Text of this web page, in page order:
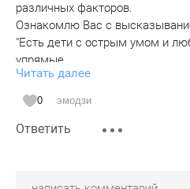
различных факторов.
Ознакомлю Вас с
"Есть дети с острым умом и
упрямые.
Таких обычно не любят учителя
безнадёжными,между тем
ВЕЛИКИЕ люди,если только их
образом"
Как Вам голос из глубины
Читать далее
0 эмодзи
Ответить